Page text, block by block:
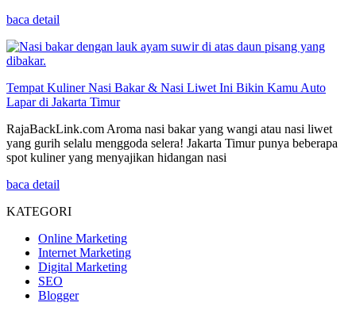
baca detail
Tempat Kuliner Nasi Bakar & Nasi Liwet Ini Bikin Kamu Auto
Lapar di Jakarta Timur
RajaBackLink.com Aroma nasi bakar yang wangi atau nasi liwet
yang gurih selalu menggoda selera! Jakarta Timur punya beberapa
spot kuliner yang menyajikan hidangan nasi
baca detail
KATEGORI
Online Marketing
Internet Marketing
Digital Marketing
SEO
Blogger